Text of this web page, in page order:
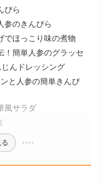
ぴら
参のきんぴら
でほっこり味の煮物
！簡単人参のグラッセ
んドレッシング
と人参の簡単きんぴ
風サラダ